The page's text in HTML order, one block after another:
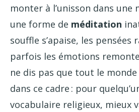
monter à l’unisson dans une
une forme de méditation
souffle s’apaise, les pensées
parfois les émotions
ne dis pas que tout le monde
dans ce cadre : pour
vocabulaire religieux, mieux